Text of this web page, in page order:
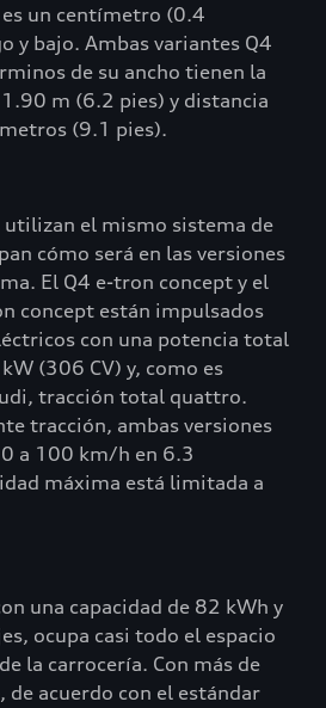
un centímetro (0.4
y bajo. Ambas variantes Q4
de su ancho tienen la
m (6.2 pies) y distancia
(9.1 pies).
el mismo sistema de
cómo será en las versiones
El Q4 e-tron concept y el
concept están impulsados
con una potencia total
(306 CV) y, como es
tracción total quattro.
tracción, ambas versiones
a 100 km/h en 6.3
máxima está limitada a
una capacidad de 82 kWh y
ocupa casi todo el espacio
la carrocería. Con más de
de acuerdo con el estándar